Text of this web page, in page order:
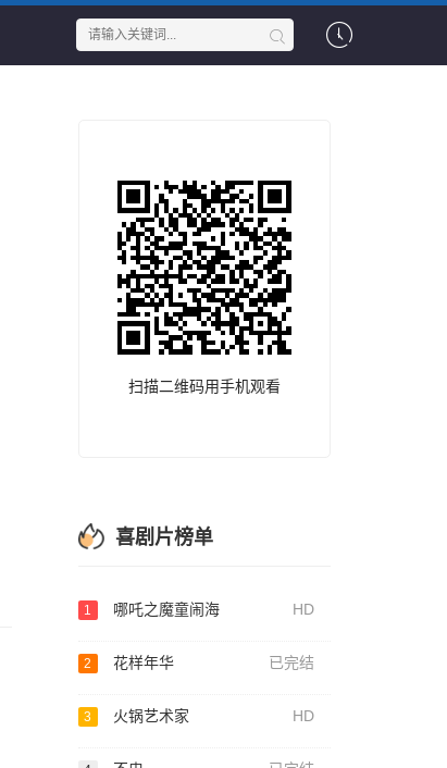
扫描二维码用手机观看
喜剧片榜单
1 哪吒之魔童闹海 HD
2 花样年华 已完结
3 火锅艺术家 HD